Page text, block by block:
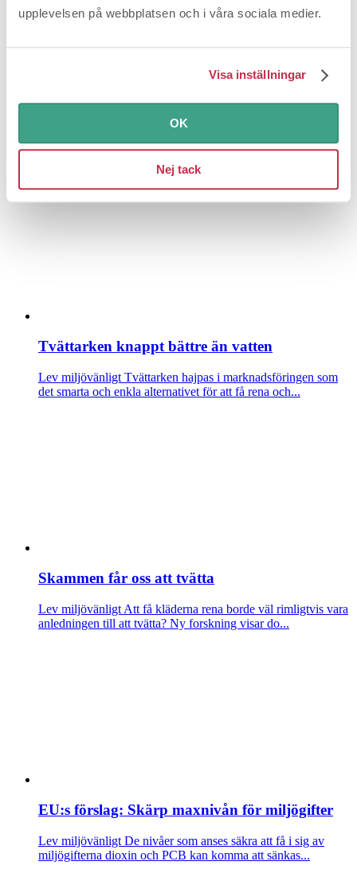
upplevelsen på webbplatsen och i våra sociala medier.
Visa inställningar
OK
Nej tack
Svenska vintertomater inte längre klimatbov
Lev miljövänligtBiobränslen och spillvärme gör att svenska
Tvättarken knappt bättre än vatten
Lev miljövänligt Tvättarken hajpas i marknadsföringen som
det smarta och enkla alternativet för att få rena och...
Skammen får oss att tvätta
Lev miljövänligt Att få kläderna rena borde väl rimligtvis vara
anledningen till att tvätta? Ny forskning visar do...
EU:s förslag: Skärp maxnivån för miljögifter
Lev miljövänligt De nivåer som anses säkra att få i sig av
miljögifterna dioxin och PCB kan komma att sänkas...